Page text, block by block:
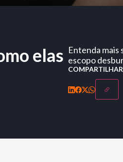
elas Entenda mais
escopo